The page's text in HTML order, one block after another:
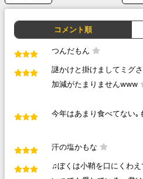
コメント順
つんだもん
謎かけと掛けましてミグ
加減がたまりませんwww
今年はあまり食べてない｡
汗の塩かもな
♫ぼくは小鞘を口にくわ